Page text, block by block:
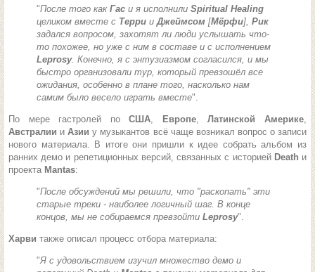
"После того как Гас и я исполнили Spiritual Healing
целиком вместе с Терри иДжеймсом [Мёрфи], Рик
задался вопросом, захотят ли люди услышать что-
то похожее, но уже с ним в составе и с исполнением
Leprosy. Конечно, я с энтузиазмом согласился, и мы
быстро организовали тур, который превзошёл все
ожидания, особенно в плане того, насколько нам
самим было весело играть вместе".
По мере гастролей поСША, Европе,Латинской Америке,
Австралии иАзииу музыкантов всё чаще возникал вопрос о записи
нового материала. В итоге они пришли к идее собрать альбом из
ранних демо и репетиционных версий, связанных с историей Death и
проекта Mantas:
"После обсуждений мы решили, что "раскопать" эти
старые треки - наиболее логичный шаг. В конце
концов, мы не собираемся превзойти Leprosy".
Харви также описал процесс отбора материала:
"Я с удовольствием изучил множество демо и